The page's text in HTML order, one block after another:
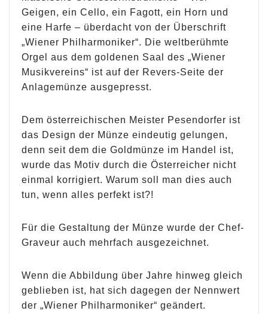
Geigen, ein Cello, ein Fagott, ein Horn und
eine Harfe – überdacht von der Überschrift
„Wiener Philharmoniker“. Die weltberühmte
Orgel aus dem goldenen Saal des „Wiener
Musikvereins“ ist auf der Revers-Seite der
Anlagemünze ausgepresst.
Dem österreichischen Meister Pesendorfer ist
das Design der Münze eindeutig gelungen,
denn seit dem die Goldmünze im Handel ist,
wurde das Motiv durch die Österreicher nicht
einmal korrigiert. Warum soll man dies auch
tun, wenn alles perfekt ist?!
Für die Gestaltung der Münze wurde der Chef-
Graveur auch mehrfach ausgezeichnet.
Wenn die Abbildung über Jahre hinweg gleich
geblieben ist, hat sich dagegen der Nennwert
der „Wiener Philharmoniker“ geändert.